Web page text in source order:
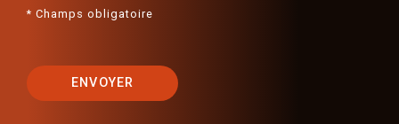
* Champs obligatoire
ENVOYER